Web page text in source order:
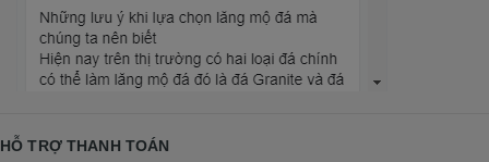
HỖ TRỢ THANH TOÁN